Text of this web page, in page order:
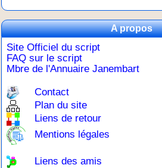
A propos
Site Officiel du script
FAQ sur le script
Mbre de l'Annuaire Janembart
Contact
Plan du site
Liens de retour
Mentions légales
Liens des amis